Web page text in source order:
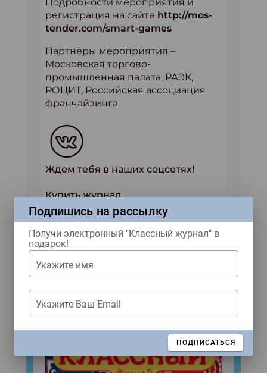
регистрация на сайте http://mos-
tender.com/smart-games
Партнёры мероприятия –
Московская торгово-
промышленная палата, РАЭК,
РОЦИТ, Российская ассоциация
франчайзинга.
Ждем тебя в наших соцсетях!
Купить журнал
ЖУРНАЛЫ
Свежий номер!
Подпишись на рассылку
Получи электронный "Классный журнал" в
подарок!
Укажите имя
Укажите Ваш Email
ПОДПИСАТЬСЯ